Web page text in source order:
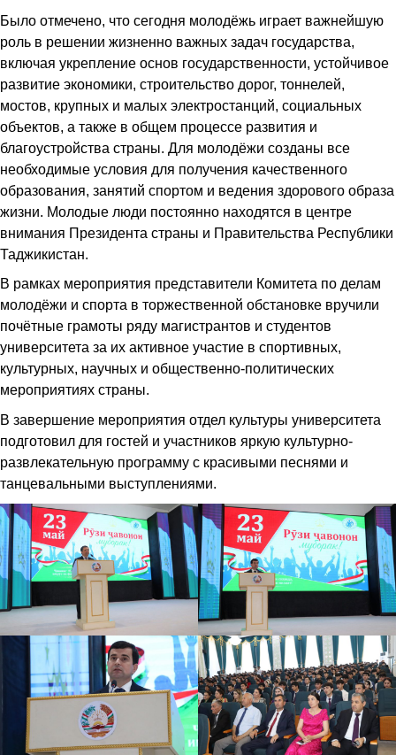
Было отмечено, что сегодня молодёжь играет важнейшую
роль в решении жизненно важных задач государства,
включая укрепление основ государственности, устойчивое
развитие экономики, строительство дорог, тоннелей,
мостов, крупных и малых электростанций, социальных
объектов, а также в общем процессе развития и
благоустройства страны. Для молодёжи созданы все
необходимые условия для получения качественного
образования, занятий спортом и ведения здорового образа
жизни. Молодые люди постоянно находятся в центре
внимания Президента страны и Правительства Республики
Таджикистан.
В рамках мероприятия представители Комитета по делам
молодёжи и спорта в торжественной обстановке вручили
почётные грамоты ряду магистрантов и студентов
университета за их активное участие в спортивных,
культурных, научных и общественно-политических
мероприятиях страны.
В завершение мероприятия отдел культуры университета
подготовил для гостей и участников яркую культурно-
развлекательную программу с красивыми песнями и
танцевальными выступлениями.